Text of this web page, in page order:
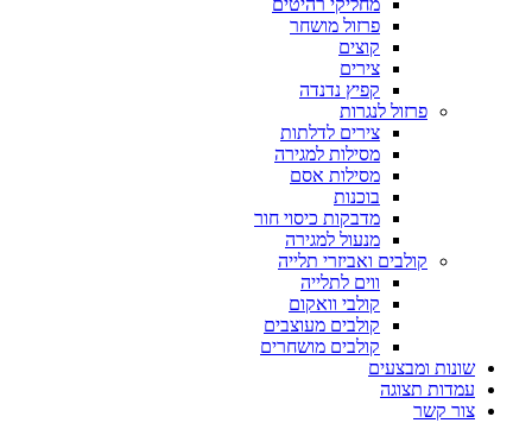
מחליקי רהיטים
פרזול מושחר
קוצים
צירים
קפיץ נדנדה
פרזול לנגרות
צירים לדלתות
מסילות למגירה
מסילות אסם
בוכנות
מדבקות כיסוי חור
מנעול למגירה
קולבים ואביזרי תלייה
ווים לתלייה
קולבי וואקום
קולבים מעוצבים
קולבים מושחרים
שונות ומבצעים
עמדות תצוגה
צור קשר